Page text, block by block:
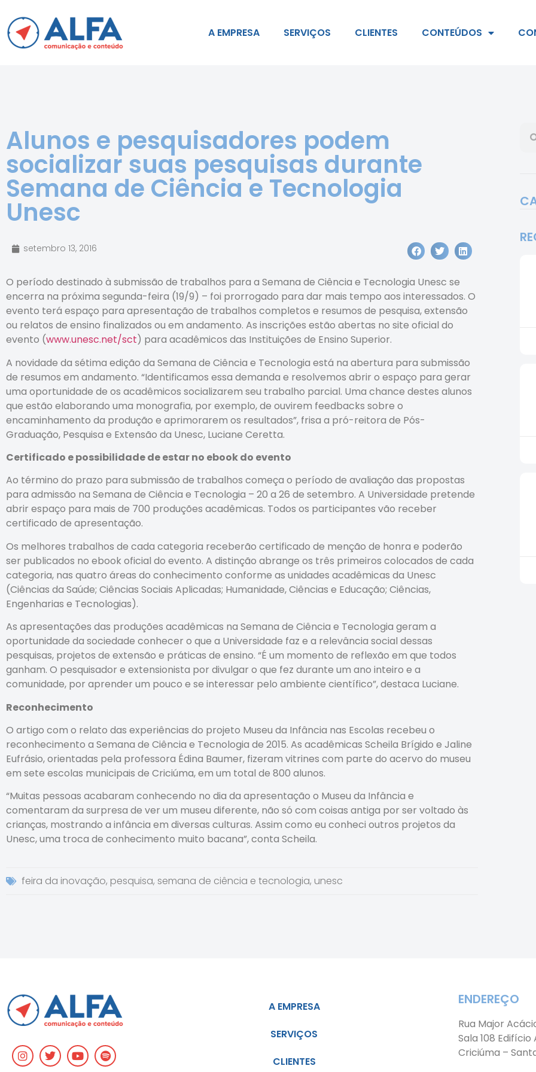
A EMPRESA SERVIÇOS CLIENTES CONTEÚDOS
Alunos e pesquisadores podem
socializar suas pesquisas durante
Semana de Ciência e Tecnologia
Unesc
setembro 13, 2016
O período destinado à submissão de trabalhos para a Semana de Ciência e Tecnologia Unesc se
encerra na próxima segunda-feira (19/9) – foi prorrogado para dar mais tempo aos interessados. O
evento terá espaço para apresentação de trabalhos completos e resumos de pesquisa, extensão
ou relatos de ensino finalizados ou em andamento. As inscrições estão abertas no site oficial do
evento (www.unesc.net/sct) para acadêmicos das Instituições de Ensino Superior.
A novidade da sétima edição da Semana de Ciência e Tecnologia está na abertura para submissão
de resumos em andamento. “Identificamos essa demanda e resolvemos abrir o espaço para gerar
uma oportunidade de os acadêmicos socializarem seu trabalho parcial. Uma chance destes alunos
que estão elaborando uma monografia, por exemplo, de ouvirem feedbacks sobre o
encaminhamento da produção e aprimorarem os resultados”, frisa a pró-reitora de Pós-
Graduação, Pesquisa e Extensão da Unesc, Luciane Ceretta.
Certificado e possibilidade de estar no ebook do evento
Ao término do prazo para submissão de trabalhos começa o período de avaliação das propostas
para admissão na Semana de Ciência e Tecnologia – 20 a 26 de setembro. A Universidade pretende
abrir espaço para mais de 700 produções acadêmicas. Todos os participantes vão receber
certificado de apresentação.
Os melhores trabalhos de cada categoria receberão certificado de menção de honra e poderão
ser publicados no ebook oficial do evento. A distinção abrange os três primeiros colocados de cada
categoria, nas quatro áreas do conhecimento conforme as unidades acadêmicas da Unesc
(Ciências da Saúde; Ciências Sociais Aplicadas; Humanidade, Ciências e Educação; Ciências,
Engenharias e Tecnologias).
As apresentações das produções acadêmicas na Semana de Ciência e Tecnologia geram a
oportunidade da sociedade conhecer o que a Universidade faz e a relevância social dessas
pesquisas, projetos de extensão e práticas de ensino. “É um momento de reflexão em que todos
ganham. O pesquisador e extensionista por divulgar o que fez durante um ano inteiro e a
comunidade, por aprender um pouco e se interessar pelo ambiente científico”, destaca Luciane.
Reconhecimento
O artigo com o relato das experiências do projeto Museu da Infância nas Escolas recebeu o
reconhecimento a Semana de Ciência e Tecnologia de 2015. As acadêmicas Scheila Brígido e Jaline
Eufrásio, orientadas pela professora Édina Baumer, fizeram vitrines com parte do acervo do museu
em sete escolas municipais de Criciúma, em um total de 800 alunos.
“Muitas pessoas acabaram conhecendo no dia da apresentação o Museu da Infância e
comentaram da surpresa de ver um museu diferente, não só com coisas antiga por ser voltado às
crianças, mostrando a infância em diversas culturas. Assim como eu conheci outros projetos da
Unesc, uma troca de conhecimento muito bacana”, conta Scheila.
feira da inovação, pesquisa, semana de ciência e tecnologia, unesc
A EMPRESA
SERVIÇOS
CLIENTES
ENDEREÇO
Rua Major
Sala 108
Criciúma –